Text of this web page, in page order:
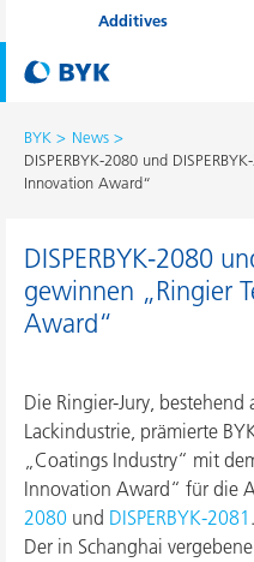
Additives
BYK
News
DISPERBYK-2080 und
Innovation Award“
DISPERBYK-2080
gewinnen „Ringier
Award“
Die Ringier-Jury, bestehend
Lackindustrie, prämierte
„Coatings Industry“ mit
Innovation Award“ für die
2080 und DISPERBYK-2081 .
Der in Schanghai